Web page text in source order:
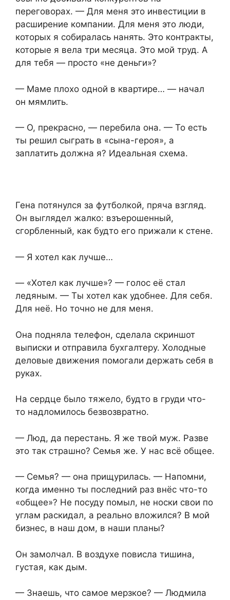
переговорах. — Для меня это инвестиции в
расширение компании. Для меня это люди,
которых я собиралась нанять. Это контракты,
которые я вела три месяца. Это мой труд. А
для тебя — просто «не деньги»?
— Мамe плохо одной в квартире… — начал
он мямлить.
— О, прекрасно, — перебила она. — То есть
ты решил сыграть в «сына-героя», а
заплатить должна я? Идеальная схема.
Гена потянулся за футболкой, пряча взгляд.
Он выглядел жалко: взъерошенный,
сгорбленный, как будто его прижали к стене.
— Я хотел как лучше…
— «Хотел как лучше»? — голос её стал
ледяным. — Ты хотел как удобнее. Для себя.
Для неё. Но точно не для меня.
Она подняла телефон, сделала скриншот
выписки и отправила бухгалтеру. Холодные
деловые движения помогали держать себя в
руках.
На сердце было тяжело, будто в груди что-
то надломилось безвозвратно.
— Люд, да перестань. Я же твой муж. Разве
это так страшно? Семья же. У нас всё общее.
— Семья? — она прищурилась. — Напомни,
когда именно ты последний раз внёс что-то
«общее»? Не посуду помыл, не носки свои по
углам раскидал, а реально вложился? В мой
бизнес, в наш дом, в наши планы?
Он замолчал. В воздухе повисла тишина,
густая, как дым.
— Знаешь, что самое мерзкое? — Людмила